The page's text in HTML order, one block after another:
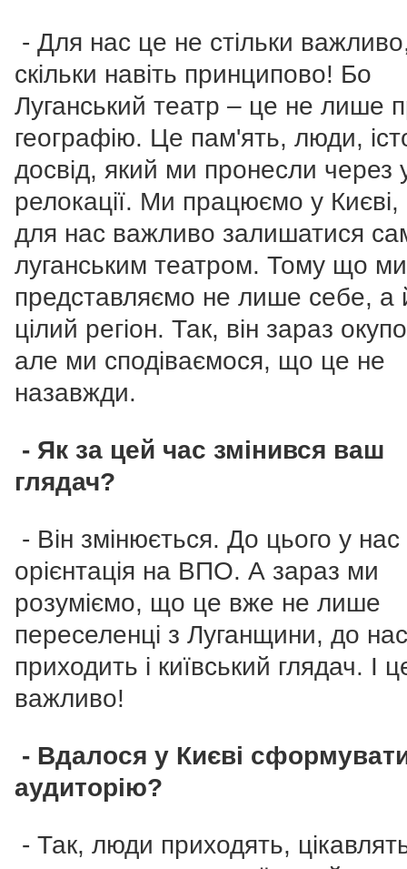
- Для нас це не стільки
скільки навіть принципово! Бо
Луганський театр – це не лише
географію. Це пам'ять, люди,
досвід, який ми пронесли через
релокації. Ми працюємо у
для нас важливо залишатися
луганським театром. Тому що ми
представляємо не лише себе, а
цілий регіон. Так, він зараз
але ми сподіваємося, що це не
назавжди.
- Як за цей час змінився ваш
глядач?
- Він змінюється. До цього у
орієнтація на ВПО. А зараз ми
розуміємо, що це вже не лише
переселенці з Луганщини, до
приходить і київський глядач. І
важливо!
- Вдалося у Києві
аудиторію?
- Так, люди приходять,